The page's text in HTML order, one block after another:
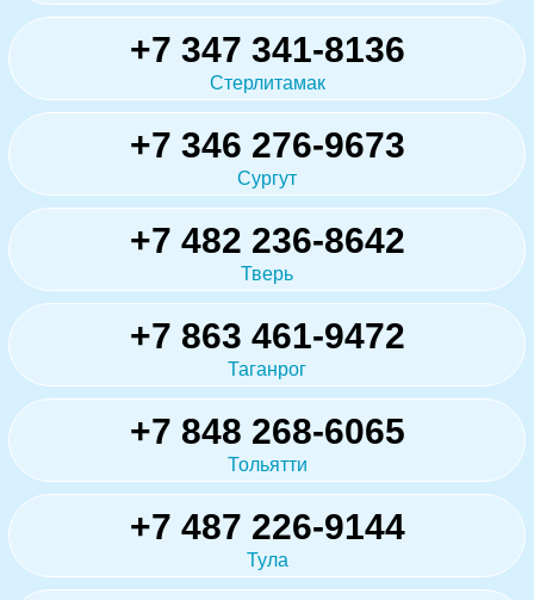
+7 347 341-8136
Стерлитамак
+7 346 276-9673
Сургут
+7 482 236-8642
Тверь
+7 863 461-9472
Таганрог
+7 848 268-6065
Тольятти
+7 487 226-9144
Тула